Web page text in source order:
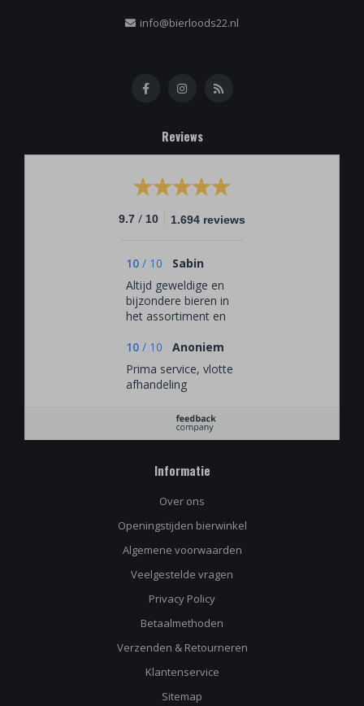
info@bierloods22.nl
Reviews
9.7 / 10 1.694 reviews
10 / 10
Sabin
Altijd geweldige en
bijzondere bieren in
het assortiment en
vriendelijk en weet
alles over bier!
10 / 10
Anoniem
Prima service, vlotte
afhandeling
Informatie
Over ons
Openingstijden bierwinkel
Algemene voorwaarden
Veelgestelde vragen
Privacy Policy
Betaalmethoden
Verzenden & Retourneren
Klantenservice
Sitemap